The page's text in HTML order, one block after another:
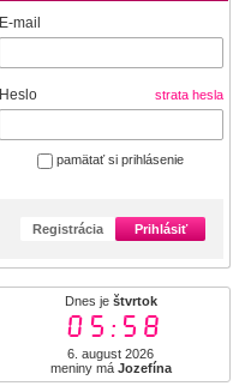
E-mail
Heslo strata hesla
pamätať si prihlásenie
Registrácia Prihlásiť
Dnes je štvrtok
05:58
6. august 2026
meniny má Jozefína